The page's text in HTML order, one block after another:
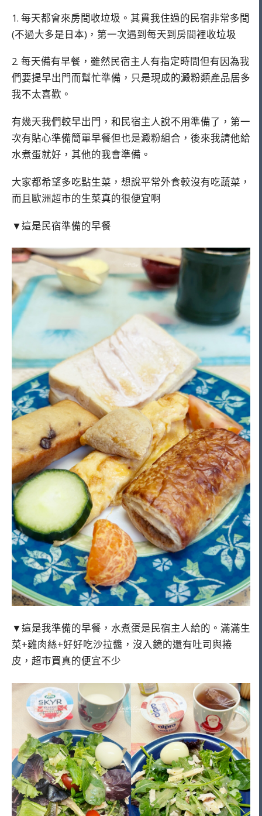
1. 每天都會來房間收垃圾。其貫我住過的民宿非常多間
(不過大多是日本)，第一次遇到每天到房間裡收垃圾
2. 每天備有早餐，雖然民宿主人有指定時間但有因為我
們要提早出門而幫忙準備，只是現成的澱粉類產品居多
我不太喜歡。
有幾天我們較早出門，和民宿主人說不用準備了，第一
次有貼心準備簡單早餐但也是澱粉組合，後來我請他給
水煮蛋就好，其他的我會準備。
大家都希望多吃點生菜，想說平常外食較沒有吃蔬菜，
而且歐洲超市的生菜真的很便宜啊
▼這是民宿準備的早餐
▼這是我準備的早餐，水煮蛋是民宿主人給的。滿滿生
菜+雞肉絲+好好吃沙拉醬，沒入鏡的還有吐司與捲
皮，超市買真的便宜不少